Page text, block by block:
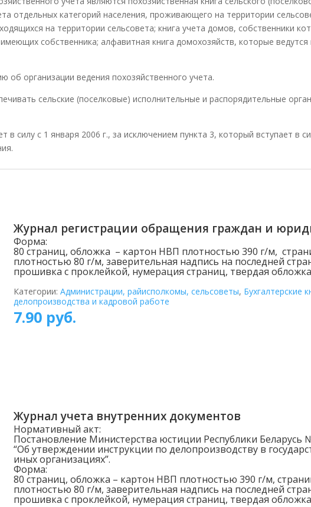
отдельных категорий населения, проживающего на территории
на территории сельсовета; книга учета домов, собственники
собственника; алфавитная книга домохозяйств, которые
об организации ведения похозяйственного учета.
сельские (поселковые) исполнительные и распорядительные
в силу с 1 января 2006 г., за исключением пункта 3, который вступает в
Журнал регистрации обращения граждан и
Форма:
80 страниц, обложка – картон НВП плотностью 390 г/м,
плотностью 80 г/м, заверительная надпись на последней
прошивка с проклейкой, нумерация страниц, твердая
Категории: Администрации, райисполкомы, сельсоветы, Бухгалтерские
делопроизводства и кадровой работе
7.90руб.
Журнал учета внутренних документов
Нормативный акт:
Постановление Министерства юстиции Республики Беларусь
“Об утверждении инструкции по делопроизводству в
иных организациях”.
Форма:
80 страниц, обложка – картон НВП плотностью 390 г/м,
плотностью 80 г/м, заверительная надпись на последней
прошивка с проклейкой, нумерация страниц, твердая